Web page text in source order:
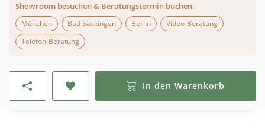
Showroom besuchen & Beratungstermin buchen:
München
Bad Säckingen Berlin
Video-Beratung
Telefon-Beratung
In den Warenkorb